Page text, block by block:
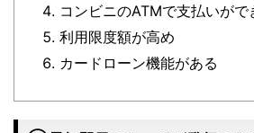
コンビニのATMで支払いがで
利用限度額が高め
カードローン機能がある